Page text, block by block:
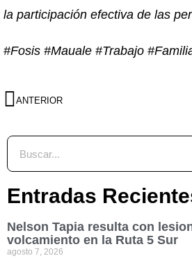
la participación efectiva de las
#Fosis #Mauale #Trabajo
ANTERIOR
Entradas
Nelson Tapia resulta con
volcamiento en la Ruta 5 Sur
agosto 7, 2026